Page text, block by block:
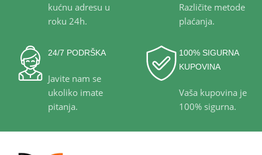
kućnu adresu u
roku 24h.
Različite metode
plaćanja.
24/7 PODRŠKA
Javite nam se
ukoliko imate
pitanja.
100% SIGURNA
KUPOVINA
Vaša kupovina je
100% sigurna.